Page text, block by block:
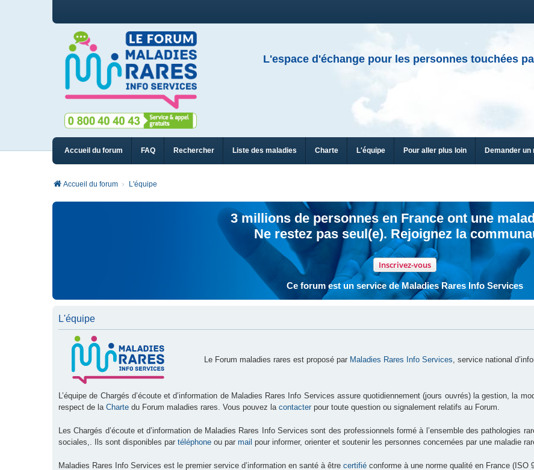
L'espace d'échange pour les personnes touchées
Accueil du forum FAQ Rechercher Liste des maladies Charte L'équipe Pour aller plus loin Demander un
Accueil du forum L'équipe
3 millions de personnes en France ont une
Ne restez pas seul(e). Rejoignez la
Inscrivez-vous
Ce forum est un service de Maladies Rares Info Services
L'équipe
Le Forum maladies rares est proposé par Maladies Rares Info Services, service national
L’équipe de Chargés d’écoute et d’information de Maladies Rares Info Services assure quotidiennement (jours ouvrés) la gestion, la
respect de la Charte du Forum maladies rares. Vous pouvez la contacter pour toute question ou signalement relatifs au Forum.
Les Chargés d’écoute et d’information de Maladies Rares Info Services sont des professionnels formé à l’ensemble des pathologies
sociales,. Ils sont disponibles par téléphone ou par mail pour informer, orienter et soutenir les personnes concernées par une maladie
Maladies Rares Info Services est le premier service d’information en santé à être certifié conforme à une norme qualité en France (ISO